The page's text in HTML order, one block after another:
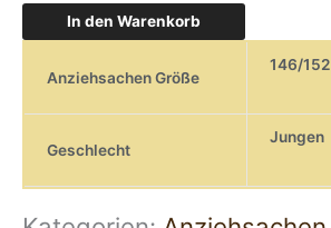
In den Warenkorb
Anziehsachen Größe
146/152
Geschlecht
Jungen